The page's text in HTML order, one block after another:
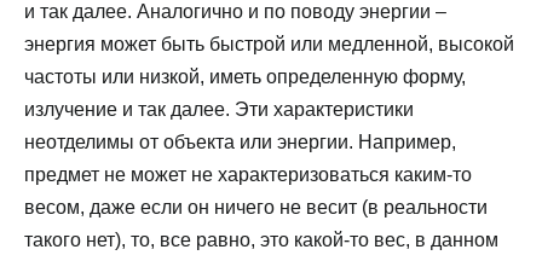
и так далее. Аналогично и по поводу энергии –
энергия может быть быстрой или медленной, высокой
частоты или низкой, иметь определенную форму,
излучение и так далее. Эти характеристики
неотделимы от объекта или энергии. Например,
предмет не может не характеризоваться каким-то
весом, даже если он ничего не весит (в реальности
такого нет), то, все равно, это какой-то вес, в данном